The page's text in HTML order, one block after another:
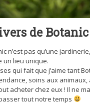
de Botanic
n’est pas qu’une
un lieu unique.
qui fait que j’aime tant
soins aux
acheter chez eux ! Il ne
tout notre temps